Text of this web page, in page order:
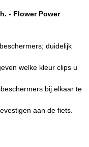
- Flower Power
duidelijk
welke kleur clips u
bij elkaar te
aan de fiets.